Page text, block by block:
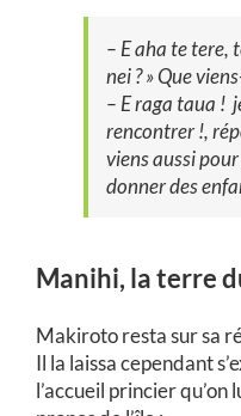
– E aha te tere,
nei? » Que
– E raga taua !
rencontrer !,
viens aussi
donner des
Manihi, la terre
Makiroto resta sur sa
Il la laissa cependant
l’accueil princier